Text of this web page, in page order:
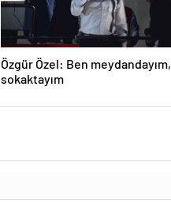
Özgür Özel: Ben meydandayım,
sokaktayım